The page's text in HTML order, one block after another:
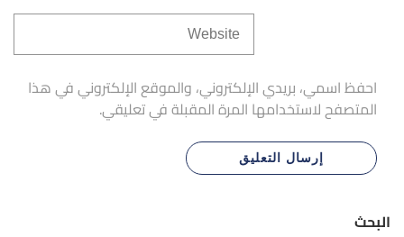
احفظ اسمي، بريدي الإلكتروني، والموقع الإلكتروني في هذا
المتصفح لاستخدامها المرة المقبلة في تعليقي.
البحث